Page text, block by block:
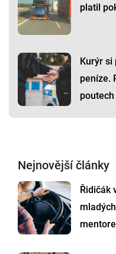
platil
Kurýr si
peníze.
poutech
Nejnovější články
Řidičák